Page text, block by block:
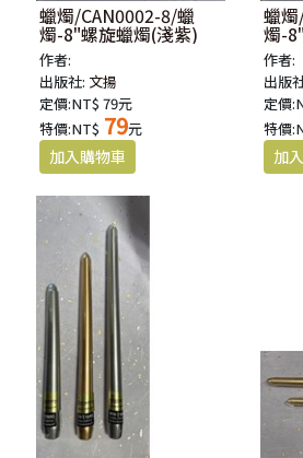
蠟燭/CAN0002-8/蠟
燭-8"螺旋蠟燭(淺紫)
作者:
出版社: 文揚
定價:NT$ 79元
特價:NT$ 79元
蠟
燭-
作者:
出版
定價
特價